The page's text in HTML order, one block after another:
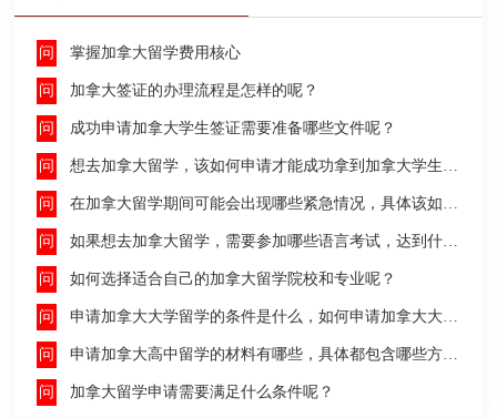
掌握加拿大留学费用核心
加拿大签证的办理流程是怎样的呢？
成功申请加拿大学生签证需要准备哪些文件呢？
想去加拿大留学，该如何申请才能成功拿到加拿大学生签证呢？
在加拿大留学期间可能会出现哪些紧急情况，具体该如何去处理这些紧急情况呢？
如果想去加拿大留学，需要参加哪些语言考试，达到什么水平才能申请呢？
如何选择适合自己的加拿大留学院校和专业呢？
申请加拿大大学留学的条件是什么，如何申请加拿大大学留学，留学的费用及签证申请流程是什么？
申请加拿大高中留学的材料有哪些，具体都包含哪些方面呢？
加拿大留学申请需要满足什么条件呢？